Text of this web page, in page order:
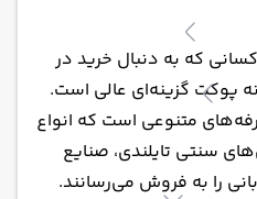
که به دنبال خرید در
پوکت گزینه‌ای عالی است.
متنوعی است که انواع
سنتی تایلندی، صنایع
را به فروش می‌رسانند.